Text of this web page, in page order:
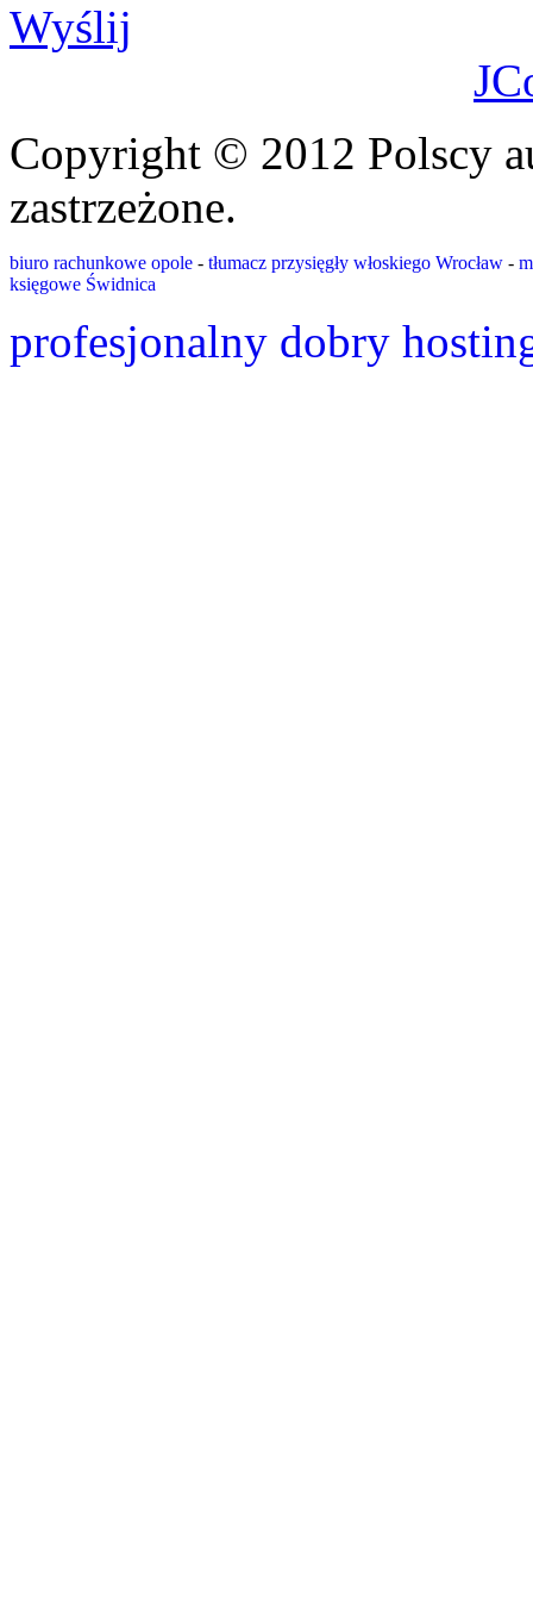
Wyślij
Copyright © 2012 Polscy
zastrzeżone.
biuro rachunkowe opole - tłumacz przysięgły włoskiego Wrocław -
księgowe Świdnica
profesjonalny dobry